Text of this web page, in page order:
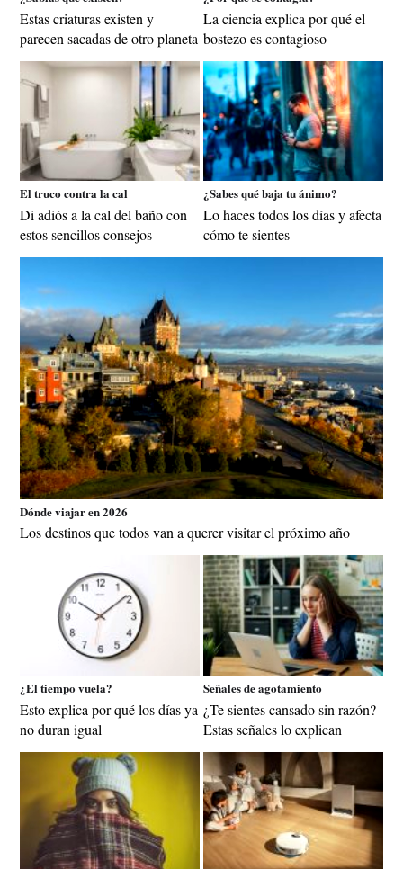
Estas criaturas existen y
parecen sacadas de otro planeta
La ciencia explica por qué el
bostezo es contagioso
El truco contra la cal
Di adiós a la cal del baño con
estos sencillos consejos
¿Sabes qué baja tu ánimo?
Lo haces todos los días y afecta
cómo te sientes
Dónde viajar en 2026
Los destinos que todos van a querer visitar el próximo año
¿El tiempo vuela?
Esto explica por qué los días ya
no duran igual
Señales de agotamiento
¿Te sientes cansado sin razón?
Estas señales lo explican